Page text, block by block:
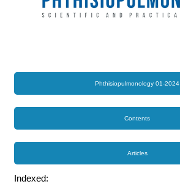
Phthisiopulmonology 01-2024
Contents
Articles
Indexed: